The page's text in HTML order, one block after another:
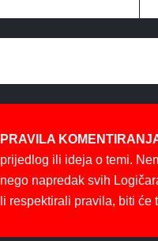
PRAVILA
prijedlog ili ideja o temi.
nego napredak svih
li respektirali pravila, biti će